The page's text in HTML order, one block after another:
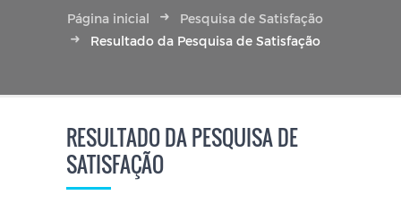
Página inicial
Pesquisa de Satisfação
Resultado da Pesquisa de Satisfação
RESULTADO DA PESQUISA DE
SATISFAÇÃO